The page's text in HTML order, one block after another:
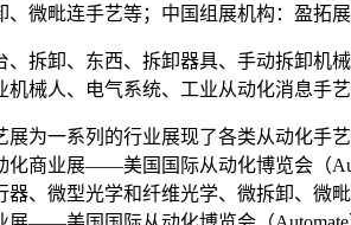
微毗连手艺等；中国组展机构：盈拓展
卸、东西、拆卸器具、手动拆卸机械
机械人、电气系统、工业从动化消息手
一系列的行业展现了各类从动化手艺
化商业展——美国国际从动化博览会（
器、微型光学和纤维光学、微拆卸、微